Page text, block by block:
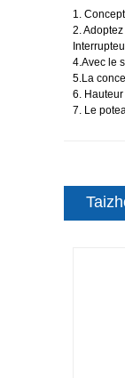
1.
2.
4.Avec le
5.La
6.
7. Le